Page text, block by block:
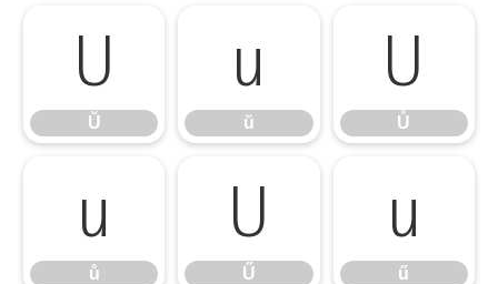
Ŭ
Ŭ
ŭ
ŭ
Ů
Ů
ů
ů
Ű
Ű
ű
ű